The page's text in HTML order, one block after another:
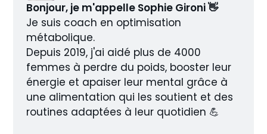
Bonjour, je m'appelle Sophie Gironi 👋
Je suis coach en optimisation
métabolique.
Depuis 2019, j'ai aidé plus de 4000
femmes à perdre du poids, booster leur
énergie et apaiser leur mental grâce à
une alimentation qui les soutient et des
routines adaptées à leur quotidien 💪